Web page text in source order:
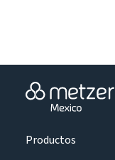
Productos